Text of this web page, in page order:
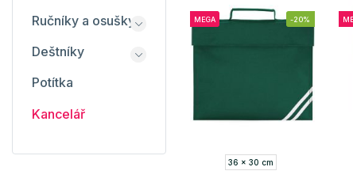
MEGA -20%
36 x 30 cm
Ručníky a osušky
Deštníky
Potítka
Kancelář